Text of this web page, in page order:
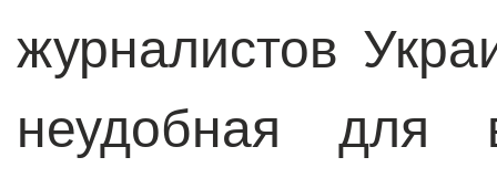
журналистов
неудобная для